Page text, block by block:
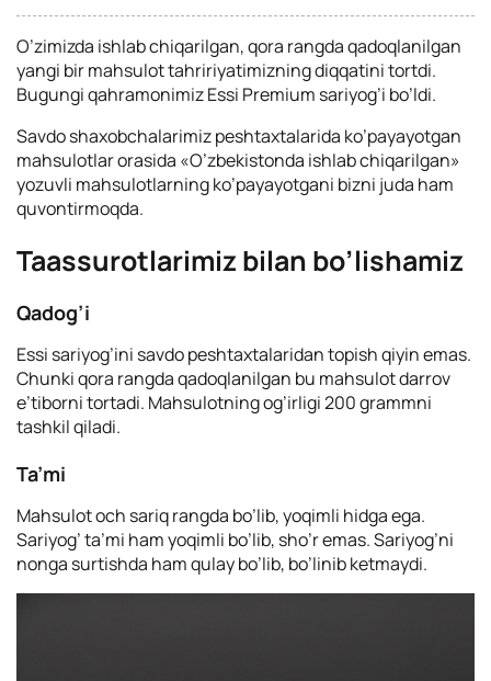
O’zimizda ishlab chiqarilgan, qora rangda qadoqlanilgan
yangi bir mahsulot tahririyatimizning diqqatini tortdi.
Bugungi qahramonimiz Essi Premium sariyog’i bo’ldi.
Savdo shaxobchalarimiz peshtaxtalarida ko’payayotgan
mahsulotlar orasida «O’zbekistonda ishlab chiqarilgan»
yozuvli mahsulotlarning ko’payayotgani bizni juda ham
quvontirmoqda.
Taassurotlarimiz bilan bo’lishamiz
Qadog’i
Essi sariyog’ini savdo peshtaxtalaridan topish qiyin emas.
Chunki qora rangda qadoqlanilgan bu mahsulot darrov
e’tiborni tortadi. Mahsulotning og’irligi 200 grammni
tashkil qiladi.
Ta’mi
Mahsulot och sariq rangda bo’lib, yoqimli hidga ega.
Sariyog’ ta’mi ham yoqimli bo’lib, sho’r emas. Sariyog’ni
nonga surtishda ham qulay bo’lib, bo’linib ketmaydi.